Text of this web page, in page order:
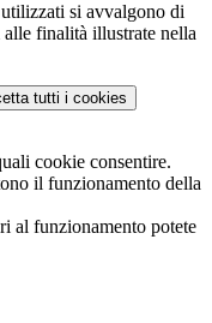
si avvalgono di
finalità illustrate nella
tutti i cookies
cookie consentire.
il funzionamento della
al funzionamento potete